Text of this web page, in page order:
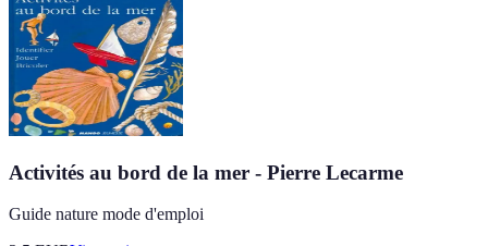
Activités au bord de la mer - Pierre Lecarme
Guide nature mode d'emploi